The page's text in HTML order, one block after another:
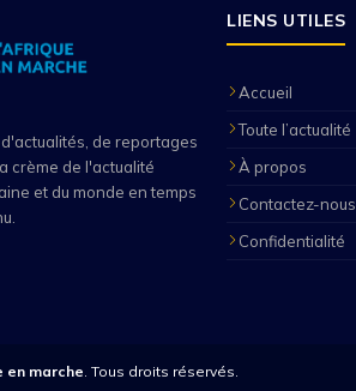
de reportages
crème de l'actualité
et du monde en temps
LIENS UTILES
Accueil
Toute l’actualité
À propos
Contactez-nous
Confidentialité
en marche . Tous droits réservés.